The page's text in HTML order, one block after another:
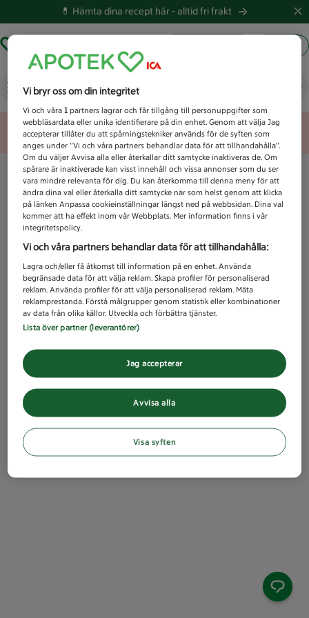
💊 Hämta dina recept här -alltid fri frakt
Vad letar du efter idag?
Unknown error
Vi bryr oss om din integritet
Vi och våra1 partners lagrar och får tillgång till personuppgifter som
webbläsardata eller unika identifierare på din enhet. Genom att välja Jag
accepterar tillåter du att spårningstekniker används för de syften som
anges under ”Vi och våra partners behandlar data för att tillhandahålla”.
Om du väljer Avvisa alla eller återkallar ditt samtycke inaktiveras de. Om
spårare är inaktiverade kan visst innehåll och vissa annonser som du ser
vara mindre relevanta för dig. Du kan återkomma till denna meny för att
ändra dina val eller återkalla ditt samtycke när som helst genom att klicka
på länken Anpassa cookieinställningar längst ned på webbsidan. Dina val
kommer att ha effekt inom vår Webbplats. Mer information finns i vår
integritetspolicy.
Vi och våra partners behandlar data för att tillhandahålla:
Lagra och/eller få åtkomst till information på en enhet. Använda
begränsade data för att välja reklam. Skapa profiler för personaliserad
reklam. Använda profiler för att välja personaliserad reklam. Mäta
reklamprestanda. Förstå målgrupper genom statistik eller kombinationer
av data från olika källor. Utveckla och förbättra tjänster.
Lista över partner (leverantörer)
Avvisa alla
Jag accepterar
Visa syften